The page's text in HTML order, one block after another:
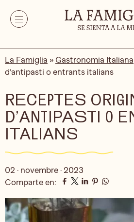
La Famiglia » Gastronomia Italiana
d’antipasti o entrants italians
RECEPTES
D’ANTIPASTI O
ITALIANS
02 · novembre · 2023
Comparte en: